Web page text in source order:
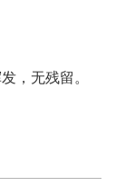
，无残留。